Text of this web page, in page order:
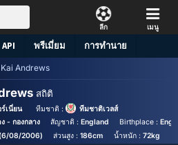
ลีก เมนู
API พรีเมี่ยม การทำนาย
Kai Andrews
สถิติ
ร์เนี่ยน ทีมชาติ :
ทีมชาติเวลส์
- กองกลาง สัญชาติ :England Birthplace :
08/2006) ส่วนสูง :186cm น้ำหนัก : 72kg